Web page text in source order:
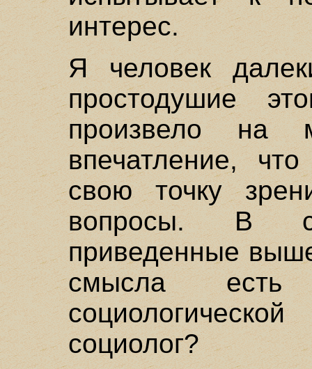
интерес.
Я человек
простодушие
произвело на
впечатление,
свою точку
вопросы. В
приведенные
смысла есть
социолог?